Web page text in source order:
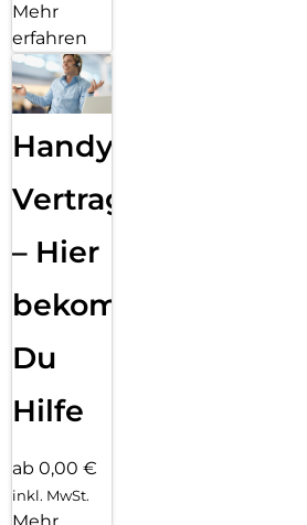
Mehr
erfahren
Handy
Vertragsabwicklung
– Hier
bekommst
Du
Hilfe
ab 0,00 €
inkl. MwSt.